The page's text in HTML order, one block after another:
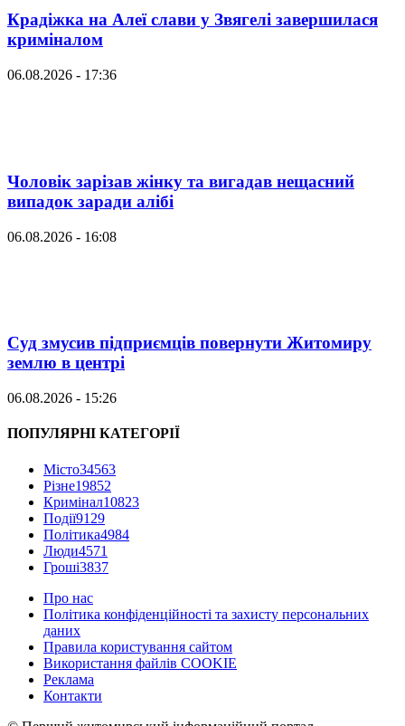
Крадіжка на Алеї слави у Звягелі завершилася
криміналом
06.08.2026 - 17:36
Чоловік зарізав жінку та вигадав нещасний
випадок заради алібі
06.08.2026 - 16:08
Суд змусив підприємців повернути Житомиру
землю в центрі
06.08.2026 - 15:26
ПОПУЛЯРНІ КАТЕГОРІЇ
Місто34563
Різне19852
Кримінал10823
Події9129
Політика4984
Люди4571
Гроші3837
Про нас
Політика конфіденційності та захисту персональних
даних
Правила користування сайтом
Використання файлів COOKIE
Реклама
Контакти